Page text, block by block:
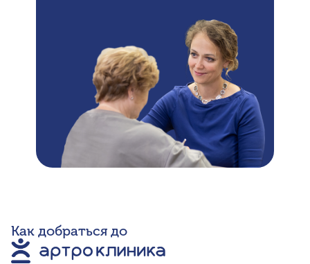
Как добраться до